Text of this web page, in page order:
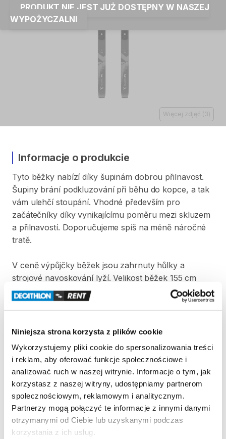
Niniejsza strona korzysta z plików cookie
Wykorzystujemy pliki cookie do spersonalizowania treści
i reklam, aby oferować funkcje społecznościowe i
analizować ruch w naszej witrynie. Informacje o tym, jak
korzystasz z naszej witryny, udostępniamy partnerom
społecznościowym, reklamowym i analitycznym.
Partnerzy mogą połączyć te informacje z innymi danymi
otrzymanymi od Ciebie lub uzyskanymi podczas
korzystania z ich usług.
PRODUKT NIE JEST JUŻ DOSTĘPNY W NASZEJ
WYPOŻYCZALNI
Więcej zdjęć ( 3 )
Informacje o produkcie
Tyto běžky nabízí díky šupinám dobrou přilnavost.
Šupiny brání podkluzování při běhu do kopce​​​​​​​​​​​​​​,​ a tak
vám ulehčí stoupání. Vhodné především pro
začátečníky díky vynikajícímu poměru mezi skluzem
a přilnavostí. Doporučujeme spíš na méně náročné
tratě.
V ceně výpůjčky běžek jsou zahrnuty hůlky a
strojové navoskování lyží. Velikost běžek 155 cm
doporučujeme pro děti až 49 kg.
Zasady wypożyczenia
Regulamin wypożyczalni